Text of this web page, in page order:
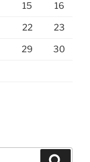
15 16
22 23
29 30